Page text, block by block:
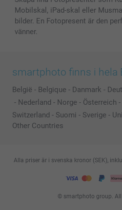
Mobilskal, iPad-skal eller
bilder. En Fotopresent är den
vänner.
smartphoto finns i hela
België - Belgique - Danmark -
- Nederland - Norge - Österreich -
Switzerland - Suomi - Sverige -
Other Countries
© smartphoto group. All
Alla priser är i svenska kronor (SEK),